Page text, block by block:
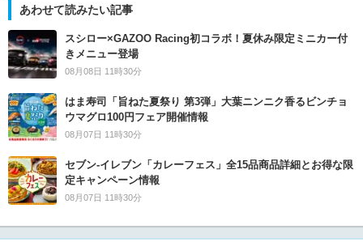
あわせて読みたい記事
スシロー×GAZOO Racing初コラボ！夏休み限定ミニカー付
きメニュー登場
08月08日 11時30分
はま寿司「旨ねた夏祭り 第3弾」大葉ニンニク香るビンチョ
ウマグロ100円フェア開催情報
08月07日 11時30分
セブン‐イレブン「カレーフェス」全15品商品詳細とお得な限
定キャンペーン情報
08月07日 11時30分